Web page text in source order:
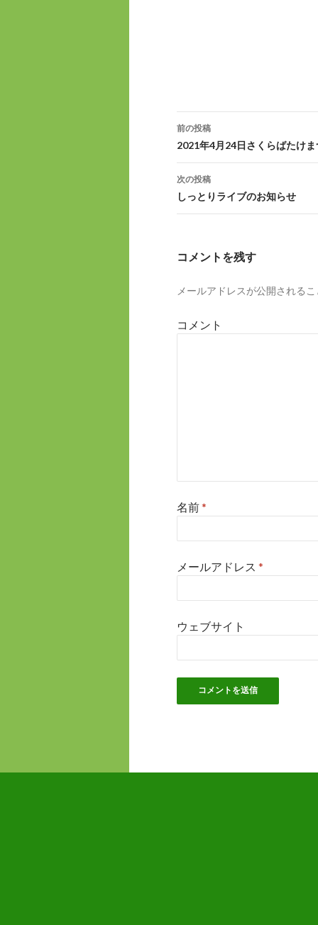
投
稿
ナ
ゲ
シ
ョ
前の投稿
2021年4月24日さくらばたけ
次の投稿
しっとりライブのお知らせ
コメントを残す
メールアドレスが公開されるこ
コメント
名前*
メールアドレス*
ウェブサイト